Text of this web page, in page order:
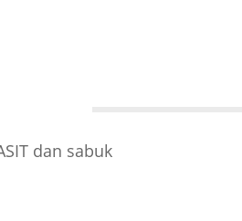
dan sabuk